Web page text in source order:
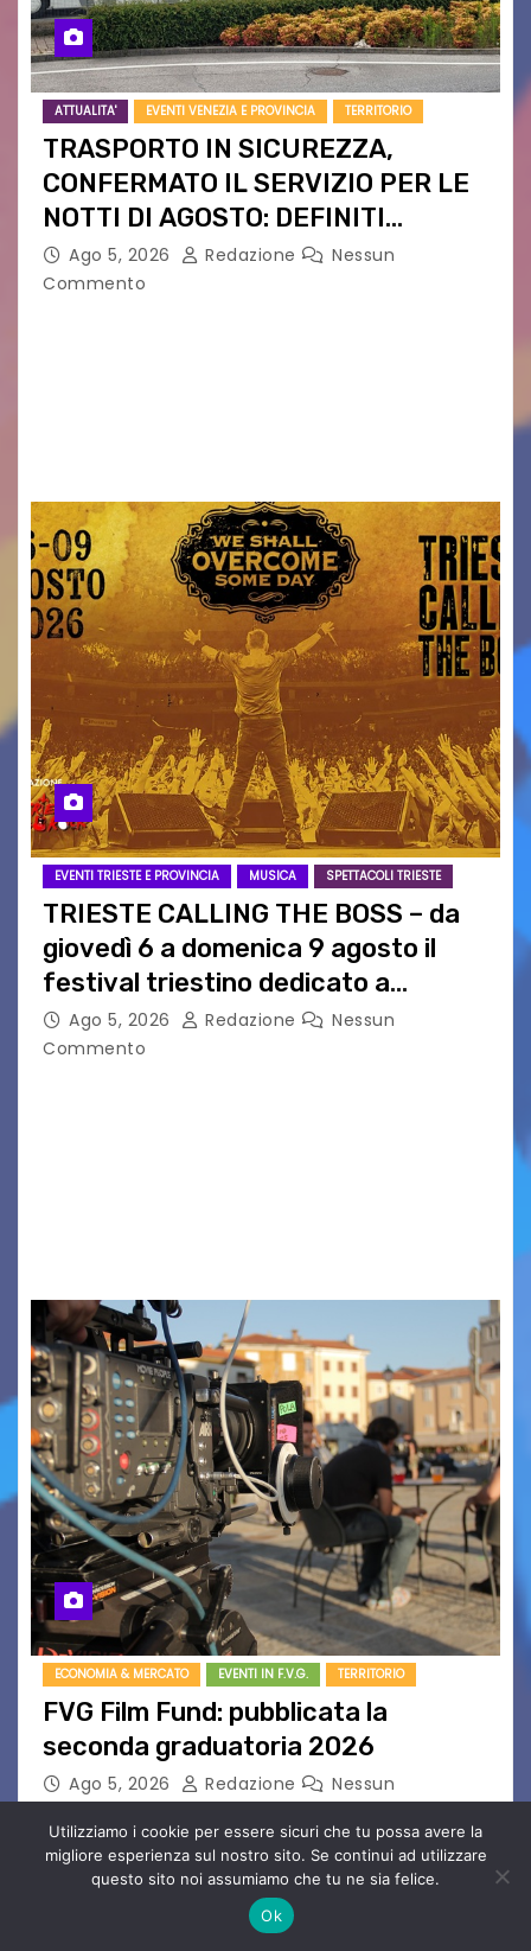
ATTUALITA' EVENTI VENEZIA E PROVINCIA TERRITORIO
TRASPORTO IN SICUREZZA,
CONFERMATO IL SERVIZIO PER LE
NOTTI DI AGOSTO: DEFINITI
PERCORSI, FERMATE E ORARIO
Ago 5, 2026 Redazione
Nessun
Commento
EVENTI TRIESTE E PROVINCIA MUSICA SPETTACOLI TRIESTE
TRIESTE CALLING THE BOSS – da
giovedì 6 a domenica 9 agosto il
festival triestino dedicato a
Springsteen
Ago 5, 2026 Redazione
Nessun
Commento
ECONOMIA & MERCATO EVENTI IN F.V.G. TERRITORIO
FVG Film Fund: pubblicata la
seconda graduatoria 2026
Ago 5, 2026 Redazione
Nessun
Aperta la terza e ultima call dell’anno per le
produzioni audiovisive Online gli esiti della
seconda finestra del Film Fund promosso dalla
Friuli Venezia Giulia Film Commission –
Utilizziamo i cookie per essere sicuri che tu possa avere la
migliore esperienza sul nostro sito. Se continui ad utilizzare
questo sito noi assumiamo che tu ne sia felice.
Ok